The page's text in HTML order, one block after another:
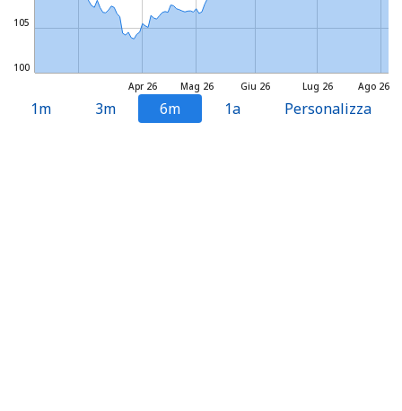
Mag 26 Lug 26
Apr 26 Giu 26 Ago 26
100
105
1m 3m 6m 1a Personalizza